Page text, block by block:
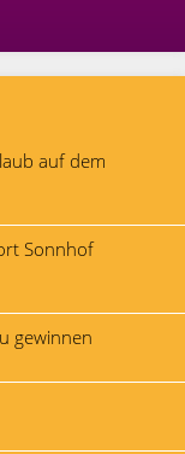
auf dem
Sonnhof
gewinnen